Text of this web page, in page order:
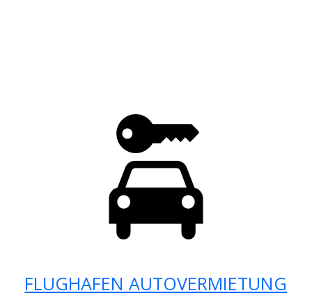
FLUGHAFEN AUTOVERMIETUNG